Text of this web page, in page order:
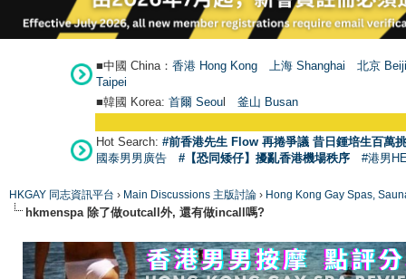
■中國 China： 香港 Hong Kong 上海 Shanghai
北京
Taipei
■韓國 Korea: 首爾 Seoul 釜山 Busan
Hot Search: #前香港先生 Flow 再捲爭議 昔日鍾培生百萬
國泰男男廣告
#【恐同矮仔】擾亂香港機場秩序 #港男
HKGAY 同志資訊平台 › Main Discussions 主版討論 › Hong Kong Gay Spas,
hkmenspa 除了做outcall外, 還有做incall嗎?